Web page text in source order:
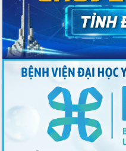
Hội nghị lần thứ tư Ban Chỉ đạo công
tác bầu cử tỉnh Đắk Lắk
Hội nghị Báo cáo viên Trung ương
tháng 01/2026
Phó Thủ tướng Hồ Quốc Dũng đánh giá
cao kết quả Chiến dịch Quang Trung
Hội nghị Ban Chấp hành Đảng bộ tỉnh
Đắk Lắk lần thứ 2 (mở rộng)
Tập trung giải phóng mặt bằng, đẩy
nhanh tiến độ Tuyến đường bộ ven